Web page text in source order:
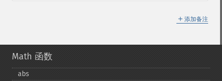
＋ 添加备注
Math 函数
abs